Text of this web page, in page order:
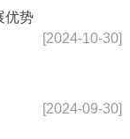
[2024-10-30]
优势
[2024-09-30]